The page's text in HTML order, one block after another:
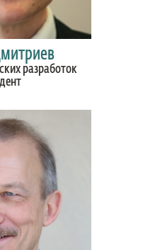
разработок